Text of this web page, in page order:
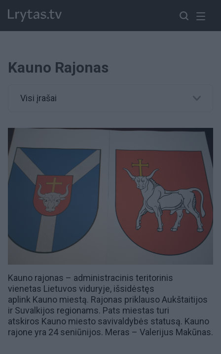
Kauno Rajonas
Visi įrašai
Kauno rajonas – administracinis teritorinis
vienetas Lietuvos viduryje, išsidėstęs
aplink Kauno miestą. Rajonas priklausoAukštaitijos
ir Suvalkijos regionams. Pats miestas turi
atskiros Kauno miesto savivaldybės statusą. Kauno
rajone yra 24 seniūnijos. Meras – Valerijus Makūnas.